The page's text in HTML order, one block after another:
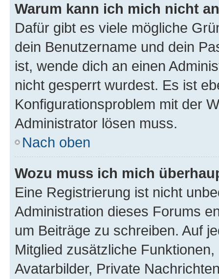
Warum kann ich mich nicht
Dafür gibt es viele mögliche
dein Benutzername und dein
ist, wende dich an einen
nicht gesperrt wurdest. Es ist
Konfigurationsproblem mit der
Administrator lösen muss.
Nach oben
Wozu muss ich mich
Eine Registrierung ist nicht
Administration dieses Forums
um Beiträge zu schreiben. Auf
Mitglied zusätzliche
Avatarbilder, Private